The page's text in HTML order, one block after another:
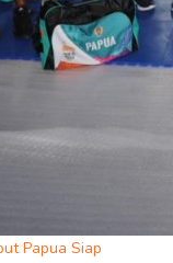
Papua Siap